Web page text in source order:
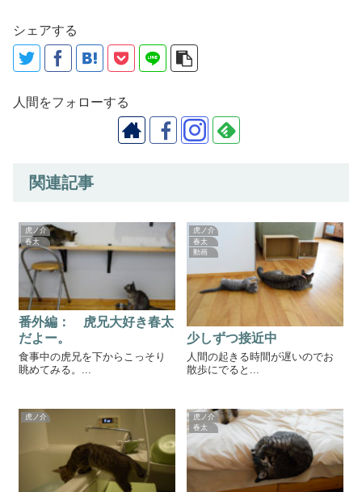
シェアする
人間をフォローする
関連記事
虎ノ介
春太
番外編： 虎兄大好き春太
だよー。
食事中の虎兄を下からこっそり
眺めてみる。...
虎ノ介
春太
動画
少しずつ接近中
人間の起きる時間が遅いのでお
散歩にでると...
虎ノ介
虎ノ介
春太